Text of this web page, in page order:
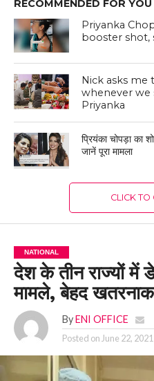
RECOMMENDED FOR YOU
Priyanka
booster shot,
Nick asks
whenever we
Priyanka
प्रियंका चोपड़ा का
जानें पूरा मामला
CLICK TO
NATIONAL
देश के तीन राज्यों में
मामले, बेहद
By ENI OFFICE
Posted onJune 22, 2021